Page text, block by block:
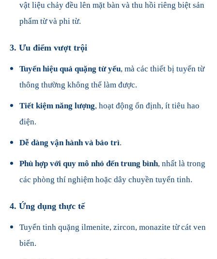
vật liệu chảy đều lên mặt bàn và thu hồi riêng biệt sản
phẩm từ và phi từ.
3. Ưu điểm vượt trội
Tuyển hiệu quả quặng từ yếu, mà các thiết bị tuyển từ
thông thường không thể làm được.
Tiết kiệm năng lượng, hoạt động ổn định, ít tiêu hao
điện.
Dễ dàng vận hành và bảo trì.
Phù hợp với quy mô nhỏ đến trung bình, nhất là trong
các phòng thí nghiệm hoặc dây chuyền tuyển tinh.
4. Ứng dụng thực tế
Tuyển tinh quặng ilmenite, zircon, monazite từ cát ven
biển.